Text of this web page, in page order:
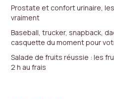
Prostate et confort urinaire,
vraiment
Baseball, trucker, snapback,
casquette du moment pour
Salade de fruits réussie : les
2 h au frais